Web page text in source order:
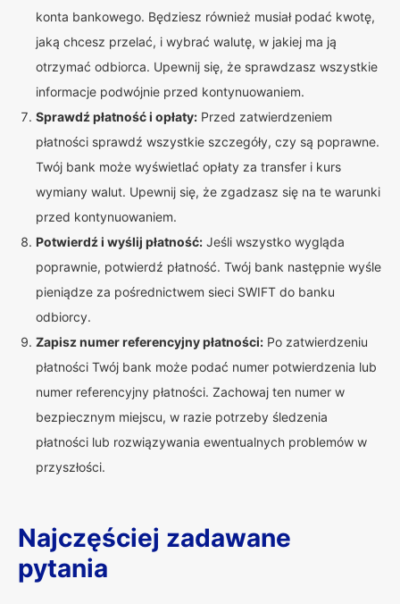
konta bankowego. Będziesz również musiał podać kwotę,
jaką chcesz przelać, i wybrać walutę, w jakiej ma ją
otrzymać odbiorca. Upewnij się, że sprawdzasz wszystkie
informacje podwójnie przed kontynuowaniem.
Sprawdź płatność i opłaty: Przed zatwierdzeniem
płatności sprawdź wszystkie szczegóły, czy są poprawne.
Twój bank może wyświetlać opłaty za transfer i kurs
wymiany walut. Upewnij się, że zgadzasz się na te warunki
przed kontynuowaniem.
Potwierdź i wyślij płatność: Jeśli wszystko wygląda
poprawnie, potwierdź płatność. Twój bank następnie wyśle
pieniądze za pośrednictwem sieci SWIFT do banku
odbiorcy.
Zapisz numer referencyjny płatności: Po zatwierdzeniu
płatności Twój bank może podać numer potwierdzenia lub
numer referencyjny płatności. Zachowaj ten numer w
bezpiecznym miejscu, w razie potrzeby śledzenia
płatności lub rozwiązywania ewentualnych problemów w
przyszłości.
Najczęściej zadawane
pytania